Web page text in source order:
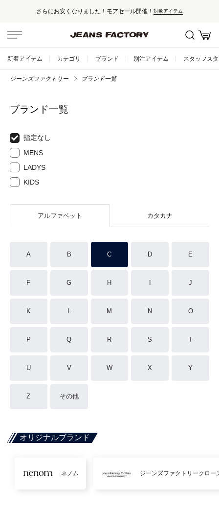
さらにお安くなりました！モアセール開催！ 対象アイテム
新着アイテム カテゴリ ブランド 別注アイテム スタッフス
ジーンズファクトリー ブランド一覧
ブランド一覧
指定なし
MENS
LADYS
KIDS
アルファベット カタカナ
A B C D E
F G H J
K L M N O
P Q R S T
U V W X Y
Z その他
オリジナルブランド
ネノム ジーンズファクトリークロー